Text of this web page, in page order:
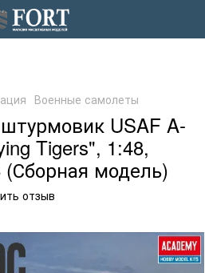
Военные самолеты
USAF A-
Tigers", 1:48,
(Сборная модель)
отзыв